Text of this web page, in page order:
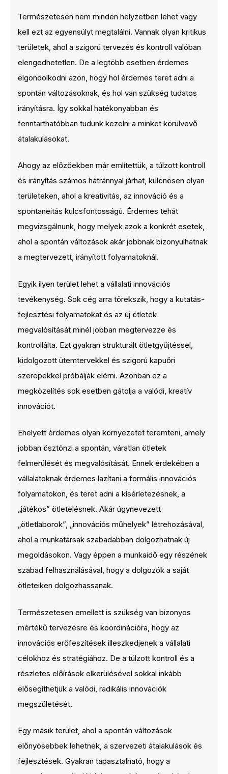
Természetesen nem minden helyzetben lehet vagy
kell ezt az egyensúlyt megtalálni. Vannak olyan kritikus
területek, ahol a szigorú tervezés és kontroll valóban
elengedhetetlen. De a legtöbb esetben érdemes
elgondolkodni azon, hogy hol érdemes teret adni a
spontán változásoknak, és hol van szükség tudatos
irányításra. Így sokkal hatékonyabban és
fenntarthatóbban tudunk kezelni a minket körülvevő
átalakulásokat.
Ahogy az előzőekben már említettük, a túlzott kontroll
és irányítás számos hátránnyal járhat, különösen olyan
területeken, ahol a kreativitás, az innováció és a
spontaneitás kulcsfontosságú. Érdemes tehát
megvizsgálnunk, hogy melyek azok a konkrét esetek,
ahol a spontán változások akár jobbnak bizonyulhatnak
a megtervezett, irányított folyamatoknál.
Egyik ilyen terület lehet a vállalati innovációs
tevékenység. Sok cég arra törekszik, hogy a kutatás-
fejlesztési folyamatokat és az új ötletek
megvalósítását minél jobban megtervezze és
kontrollálta. Ezt gyakran strukturált ötletgyűjtéssel,
kidolgozott ütemtervekkel és szigorú kapuőri
szerepekkel próbálják elérni. Azonban ez a
megközelítés sok esetben gátolja a valódi, kreatív
innovációt.
Ehelyett érdemes olyan környezetet teremteni, amely
jobban ösztönzi a spontán, váratlan ötletek
felmerülését és megvalósítását. Ennek érdekében a
vállalatoknak érdemes lazítani a formális innovációs
folyamatokon, és teret adni a kísérletezésnek, a
„játékos” ötletelésnek. Akár úgynevezett
„ötletlaborok”, „innovációs műhelyek” létrehozásával,
ahol a munkatársak szabadabban dolgozhatnak új
megoldásokon. Vagy éppen a munkaidő egy részének
szabad felhasználásával, hogy a dolgozók a saját
ötleteiken dolgozhassanak.
Természetesen emellett is szükség van bizonyos
mértékű tervezésre és koordinációra, hogy az
innovációs erőfeszítések illeszkedjenek a vállalati
célokhoz és stratégiához. De a túlzott kontroll és a
részletes előírások elkerülésével sokkal inkább
elősegíthetjük a valódi, radikális innovációk
megszületését.
Egy másik terület, ahol a spontán változások
előnyösebbek lehetnek, a szervezeti átalakulások és
fejlesztések. Gyakran tapasztalható, hogy a